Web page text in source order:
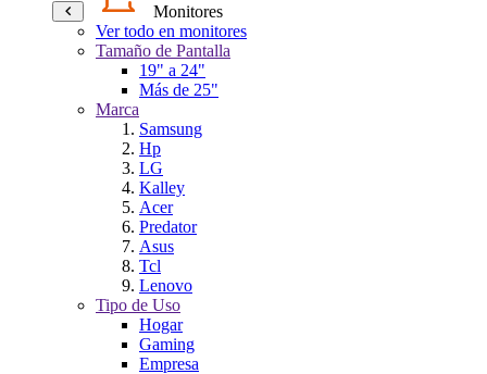
Monitores
Ver todo en monitores
Tamaño de Pantalla
19" a 24"
Más de 25"
Marca
Samsung
Hp
LG
Kalley
Acer
Predator
Asus
Tcl
Lenovo
Tipo de Uso
Hogar
Gaming
Empresa